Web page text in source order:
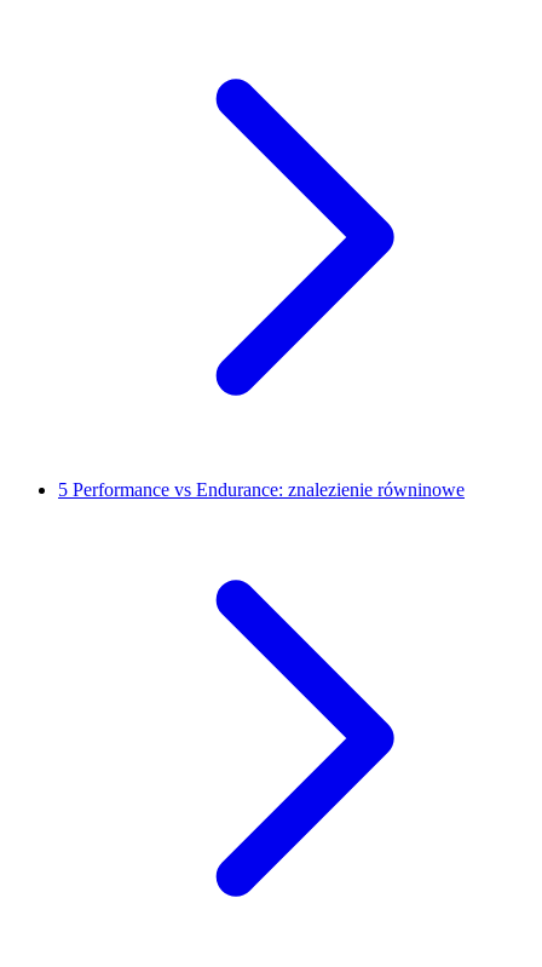
5 Performance vs Endurance: znalezienie równinowe